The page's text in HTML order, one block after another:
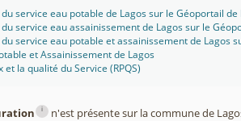
service eau potable de Lagos sur le Géoportail de
service eau assainissement de Lagos sur le
service eau potable et assainissement de Lagos
et Assainissement de Lagos
la qualité du Service (RPQS)
i n'est présente sur la commune de